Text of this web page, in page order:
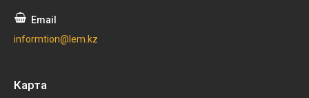
informtion@lem.kz
Карта